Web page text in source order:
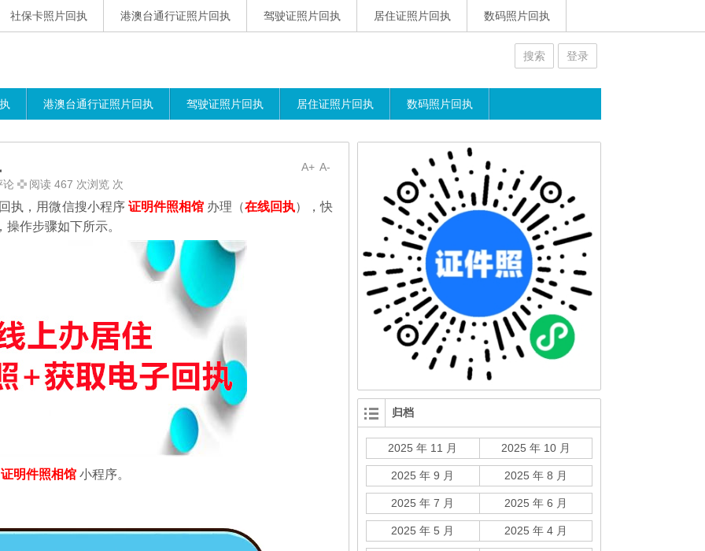
社保卡照片回执 港澳台通行证照片回执 驾驶证照片回执 居住证照片回执 数码照片回执
搜索 登录
港澳台通行证照片回执 驾驶证照片回执 居住证照片回执 数码照片回执
A-
A+
论 阅读 467 次浏览 次
执，用微信搜小程序 证明件照相馆办理（在线回执），快
作步骤如下所示。
证明件照相馆 小程序。
归档
2025 年 11 月 2025 年 10 月
2025 年 9 月 2025 年 8 月
2025 年 7 月 2025 年 6 月
2025 年 5 月 2025 年 4 月